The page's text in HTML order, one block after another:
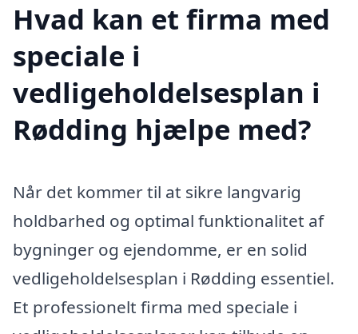
Hvad kan et firma med
speciale i
vedligeholdelsesplan i
Rødding hjælpe med?
Når det kommer til at sikre langvarig
holdbarhed og optimal funktionalitet af
bygninger og ejendomme, er en solid
vedligeholdelsesplan i Rødding essentiel.
Et professionelt firma med speciale i